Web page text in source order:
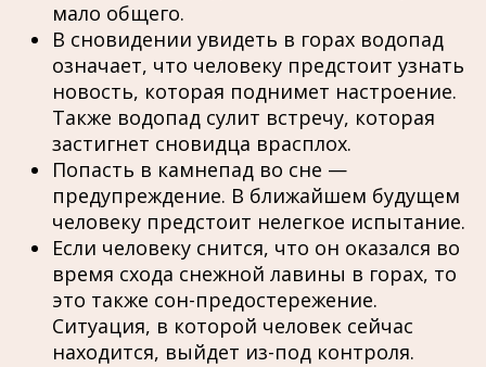
мало общего.
В сновидении увидеть в горах водопад
означает, что человеку предстоит узнать
новость, которая поднимет настроение.
Также водопад сулит встречу, которая
застигнет сновидца врасплох.
Попасть в камнепад во сне —
предупреждение. В ближайшем будущем
человеку предстоит нелегкое испытание.
Если человеку снится, что он оказался во
время схода снежной лавины в горах, то
это также сон-предостережение.
Ситуация, в которой человек сейчас
находится, выйдет из-под контроля.